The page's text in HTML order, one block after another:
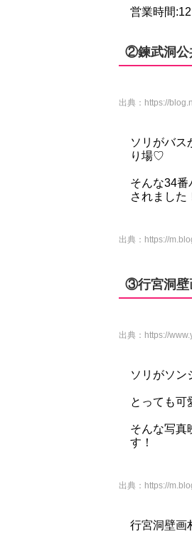
営業時間
②鍊武洞公
出典： https://
ソリがバス
り場♡
そんな34
されました
出典： https://
③行宮洞壁
出典： https://
ソリがソン
とっても可
そんな写真
す！
出典： https://
行宮洞壁画